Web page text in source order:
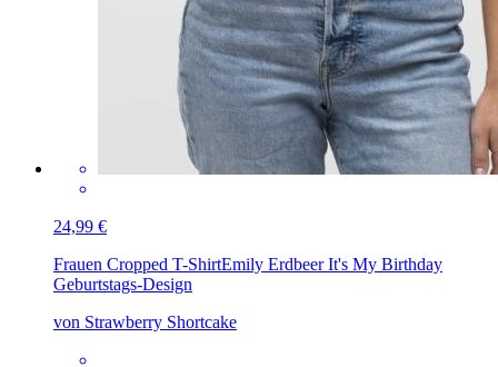
24,99 €
Frauen Cropped T-ShirtEmily Erdbeer It's My Birthday
Geburtstags-Design
von Strawberry Shortcake